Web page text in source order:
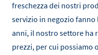
freschezza dei nostri
servizio in negozio
anni, il nostro settore ha
prezzi, per cui possiamo